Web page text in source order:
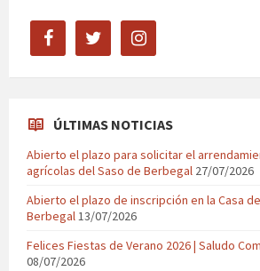
facebook twitter instagram
ÚLTIMAS NOTICIAS
Abierto el plazo para solicitar el
agrícolas del Saso de Berbegal 27/07/2026
Abierto el plazo de inscripción en la Casa
Berbegal13/07/2026
Felices Fiestas de Verano 2026 | Saludo
08/07/2026